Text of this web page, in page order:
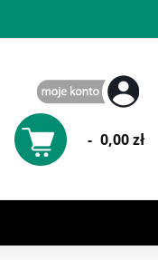
- 0,00 zł